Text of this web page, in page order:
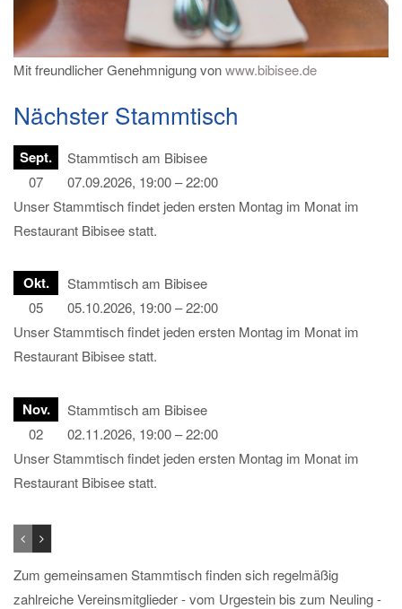
Mit freundlicher Genehmnigung vonwww.bibisee.de
Nächster Stammtisch
Sept.
07
Stammtisch am Bibisee
07.09.2026, 19:00 – 22:00
Unser Stammtisch findet jeden ersten Montag im Monat im
Restaurant Bibisee statt.
Okt.
05
Stammtisch am Bibisee
05.10.2026, 19:00 – 22:00
Unser Stammtisch findet jeden ersten Montag im Monat im
Restaurant Bibisee statt.
Nov.
02
Stammtisch am Bibisee
02.11.2026, 19:00 – 22:00
Unser Stammtisch findet jeden ersten Montag im Monat im
Restaurant Bibisee statt.
Zum gemeinsamen Stammtisch finden sich regelmäßig
zahlreiche Vereinsmitglieder - vom Urgestein bis zum Neuling -